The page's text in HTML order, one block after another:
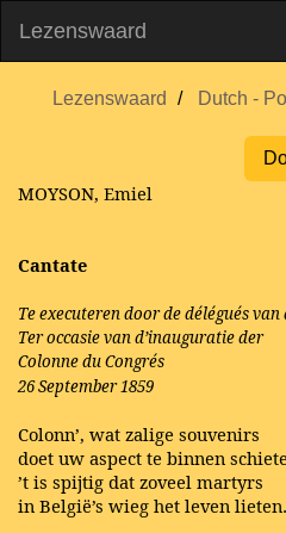
Lezenswaard
Lezenswaard Dutch -
MOYSON, Emiel
Cantate
Te executeren door de délégués
Ter occasie van d’inauguratie der
Colonne du Congrés
26 September 1859
Colonn’, wat zalige souvenirs
doet uw aspect te binnen
’t is spijtig dat zoveel martyrs
in België’s wieg het leven